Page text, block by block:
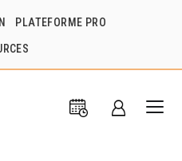
PLATEFORME PRO